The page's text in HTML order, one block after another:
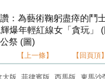
：為藝術鞠躬盡瘁的鬥
爆年輕紅線女「貪玩」
祭 (圖)
【上一條】 【回頁頂
大版 菲律賓版 西馬版 東馬沙